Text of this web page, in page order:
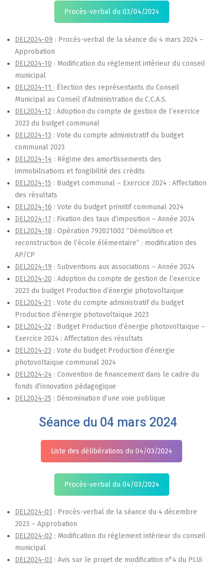
Procès-verbal du 03/04/2024
DEL2024-09 : Procès-verbal de la séance du 4 mars 2024 –
Approbation
DEL2024-10 : Modification du règlement intérieur du conseil
municipal
DEL2024-11 : Élection des représentants du Conseil
Municipal au Conseil d’Administration du C.C.A.S.
DEL2024-12 : Adoption du compte de gestion de l’exercice
2023 du budget communal
DEL2024-13 : Vote du compte administratif du budget
communal 2023
DEL2024-14 : Régime des amortissements des
immobilisations et fongibilité des crédits
DEL2024-15 : Budget communal – Exercice 2024 : Affectation
des résultats
DEL2024-16 : Vote du budget primitif communal 2024
DEL2024-17 : Fixation des taux d’imposition – Année 2024
DEL2024-18 : Opération 792021002 “Démolition et
reconstruction de l’école élémentaire” : modification des
AP/CP
DEL2024-19 : Subventions aux associations – Année 2024
DEL2024-20 : Adoption du compte de gestion de l’exercice
2023 du budget Production d’énergie photovoltaïque
DEL2024-21 : Vote du compte administratif du budget
Production d’énergie photovoltaïque 2023
DEL2024-22 : Budget Production d’énergie photovoltaïque –
Exercice 2024 : Affectation des résultats
DEL2024-23 : Vote du budget Production d’énergie
photovoltaïque communal 2024
DEL2024-24 : Convention de financement dans le cadre du
fonds d’innovation pédagogique
DEL2024-25 : Dénomination d’une voie publique
Séance du 04 mars 2024
Liste des délibérations du 04/03/2024
Procès-verbal du 04/03/2024
DEL2024-01 : Procès-verbal de la séance du 4 décembre
2023 – Approbation
DEL2024-02 : Modification du règlement intérieur du conseil
municipal
DEL2024-03 : Avis sur le projet de modification n°4 du PLUi